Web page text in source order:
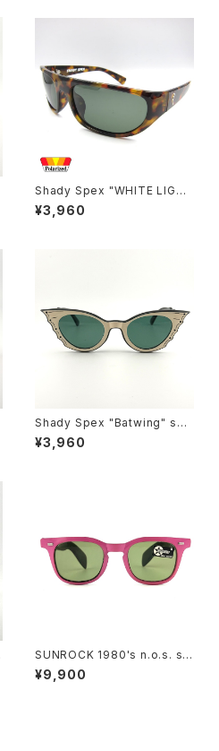
Shady Spex "WHITE LIGHT
Wraparounds" sunglasses,
Tortoise w/Polarized G15 l
¥3,960
Shady Spex "Batwing" sun
glasses, Black w/Cream p
¥3,960
SUNROCK 1980's n.o.s. su
nglasses- Pink/Black fram
e x green lens
¥9,900